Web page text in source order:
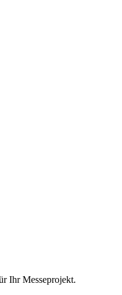
Ihr Messeprojekt.